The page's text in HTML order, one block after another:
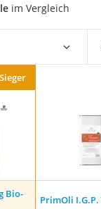
im Vergleich
Bio-
PrimOli I.G.P.